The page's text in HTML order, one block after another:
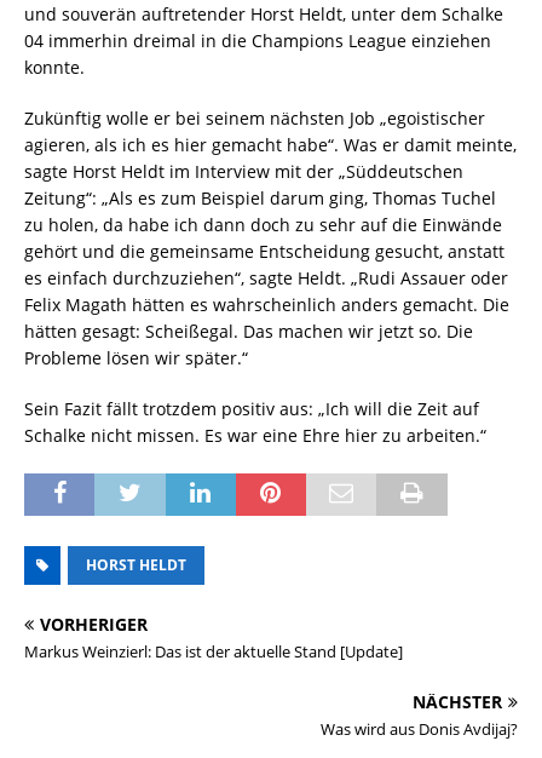
und souverän auftretender Horst Heldt, unter dem Schalke
04 immerhin dreimal in die Champions League einziehen
konnte.
Zukünftig wolle er bei seinem nächsten Job „egoistischer
agieren, als ich es hier gemacht habe“. Was er damit meinte,
sagte Horst Heldt im Interview mit der „Süddeutschen
Zeitung“: „Als es zum Beispiel darum ging, Thomas Tuchel
zu holen, da habe ich dann doch zu sehr auf die Einwände
gehört und die gemeinsame Entscheidung gesucht, anstatt
es einfach durchzuziehen“, sagte Heldt. „Rudi Assauer oder
Felix Magath hätten es wahrscheinlich anders gemacht. Die
hätten gesagt: Scheißegal. Das machen wir jetzt so. Die
Probleme lösen wir später.“
Sein Fazit fällt trotzdem positiv aus: „Ich will die Zeit auf
Schalke nicht missen. Es war eine Ehre hier zu arbeiten.“
HORST HELDT
VORHERIGER
Markus Weinzierl: Das ist der aktuelle Stand [Update]
NÄCHSTER
Was wird aus Donis Avdijaj?